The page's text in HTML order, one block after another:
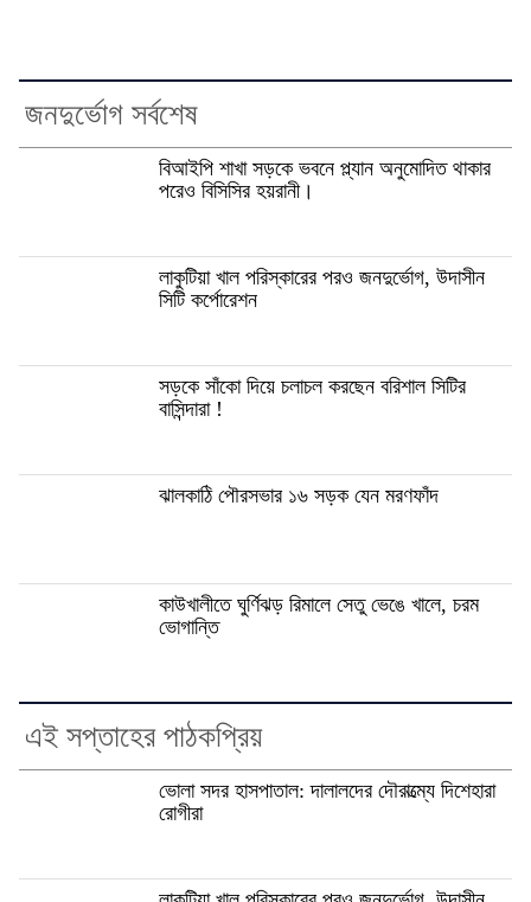
জনদুর্ভোগ সর্বশেষ
বিআইপি শাখা সড়কে ভবনে প্ল্যান অনুমোদিত থাকার
পরেও বিসিসির হয়রানী।
লাকুটিয়া খাল পরিস্কারের পরও জনদুর্ভোগ, উদাসীন
সিটি কর্পোরেশন
সড়কে সাঁকো দিয়ে চলাচল করছেন বরিশাল সিটির
বাসিন্দারা !
ঝালকাঠি পৌরসভার ১৬ সড়ক যেন মরণফাঁদ
কাউখালীতে ঘুর্ণিঝড় রিমালে সেতু ভেঙে খালে, চরম
ভোগান্তি
এই সপ্তাহের পাঠকপ্রিয়
ভোলা সদর হাসপাতাল: দালালদের দৌরাত্ম্যে দিশেহারা
রোগীরা